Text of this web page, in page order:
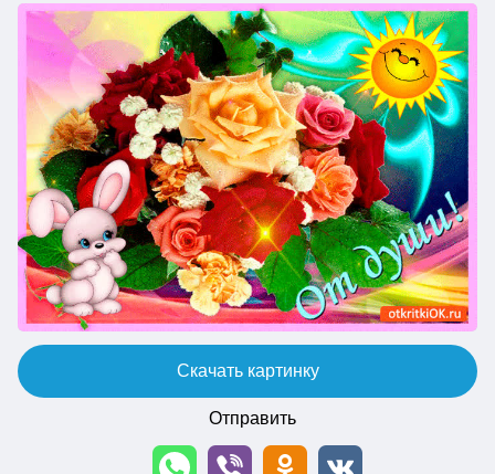
Скачать картинку
Отправить